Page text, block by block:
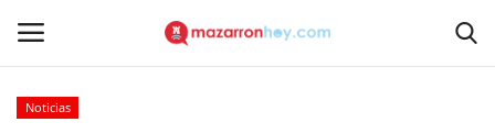
Noticias